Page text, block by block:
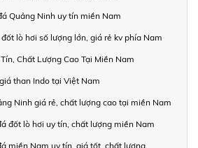
Quảng Ninh uy tín miền Nam
lò hơi số lượng lớn, giá rẻ kv phía Nam
Chất Lượng Cao Tại Miền Nam
than Indo tại Việt Nam
Ninh giá rẻ, chất lượng cao tại miền Nam
đốt lò hơi uy tín, chất lượng miền Nam
miền Nam uy tín, giá tốt, chất lượng